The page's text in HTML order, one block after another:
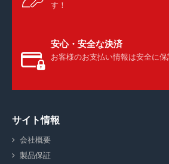
す！
安心・安全な決済
お客様のお支払い情報は安全に保
サイト情報
会社概要
製品保証